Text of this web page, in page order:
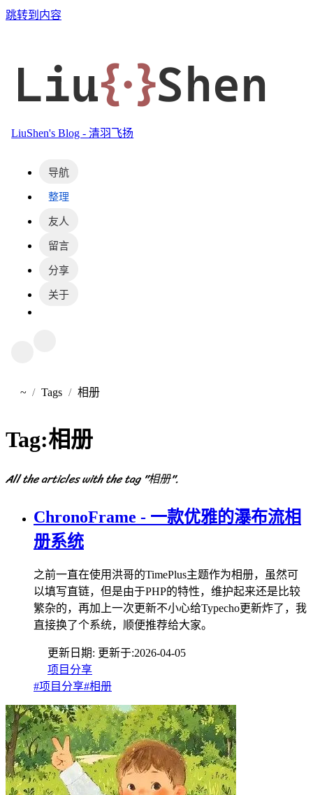
跳转到内容
Liu{·}Shen
LiuShen's Blog - 清羽飞扬
导航
整理
友人
留言
分享
关于
~首页Tags 相册
Tag:相册
All the articles with the tag "相册".
ChronoFrame - 一款优雅的瀑布流相
册系统
之前一直在使用洪哥的TimePlus主题作为相册，虽然可
以填写直链，但是由于PHP的特性，维护起来还是比较
繁杂的，再加上一次更新不小心给Typecho更新炸了，我
直接换了个系统，顺便推荐给大家。
更新日期: 更新于:2026-04-05
项目分享
#项目分享#相册